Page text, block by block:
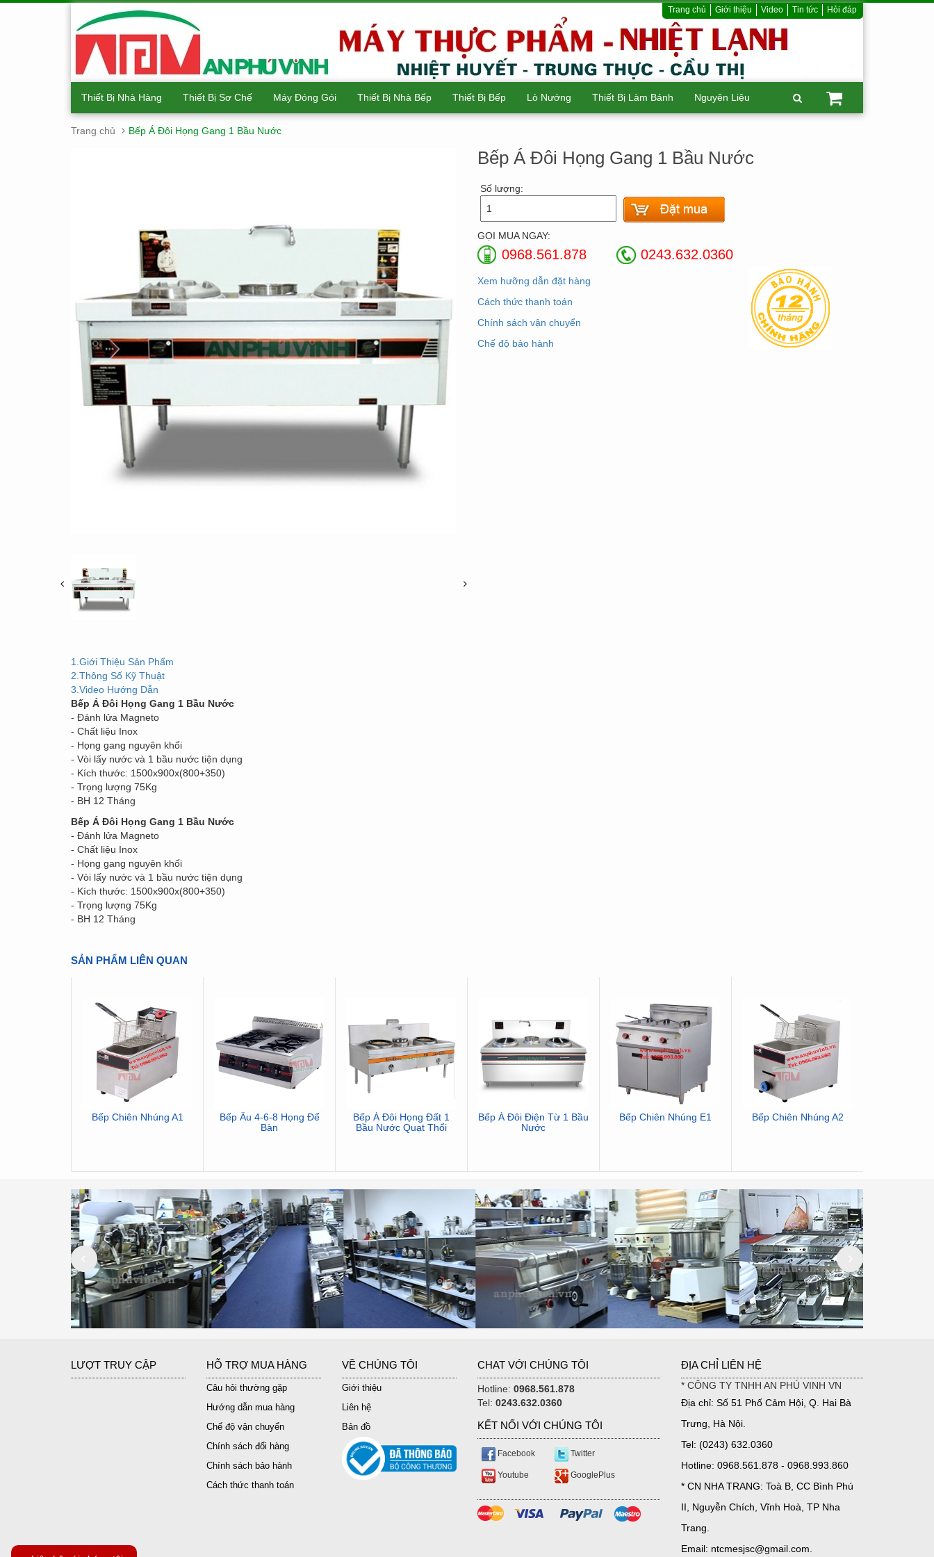
Trang chủ Giới thiệu Video Tin tức Hỏi đáp
Thiết Bị Nhà Hàng Thiết Bị Sơ Chế Máy Đóng Gói Thiết Bị Nhà Bếp Thiết Bị Bếp Lò Nướng Thiết Bị Làm Bánh Nguyên Liệu
Trang chủ Bếp Á Đôi Họng Gang 1 Bầu Nước
Bếp Á Đôi Họng Gang 1 Bầu Nước
Số lượng:
GỌI MUA NGAY:
0968.561.878 0243.632.0360
Xem hưỡng dẫn đặt hàng
Cách thức thanh toán
Chính sách vận chuyển
Chế độ bảo hành
1.Giới Thiệu Sản Phẩm
2.Thông Số Kỹ Thuật
3.Video Hướng Dẫn
Bếp Á Đôi Họng Gang 1 Bầu Nước
- Đánh lửa Magneto
- Chất liệu Inox
- Họng gang nguyên khối
- Vòi lấy nước và 1 bầu nước tiện dụng
- Kích thước: 1500x900x(800+350)
- Trọng lượng 75Kg
- BH 12 Tháng
Bếp Á Đôi Họng Gang 1 Bầu Nước
- Đánh lửa Magneto
- Chất liệu Inox
- Họng gang nguyên khối
- Vòi lấy nước và 1 bầu nước tiện dụng
- Kích thước: 1500x900x(800+350)
- Trọng lượng 75Kg
- BH 12 Tháng
SẢN PHẨM LIÊN QUAN
Bếp Chiên Nhúng A1
Bếp Âu 4-6-8 Họng Để
Bàn
Bếp Á Đôi Họng Đất 1
Bầu Nước Quạt Thổi
Bếp Á Đôi Điện Từ 1 Bầu
Nước
Bếp Chiên Nhúng E1 Bếp Chiên Nhúng A2
LƯỢT TRUY CẬP HỖ TRỢ MUA HÀNG
Câu hỏi thường gặp
Hướng dẫn mua hàng
Chế độ vận chuyển
Chính sách đổi hàng
Chính sách bảo hành
Cách thức thanh toán
VỀ CHÚNG TÔI
Giới thiệu
Liên hệ
Bản đồ
CHAT VỚI CHÚNG TÔI
Hotline: 0968.561.878
Tel: 0243.632.0360
KẾT NỐI VỚI CHÚNG TÔI
Facebook Twitter
Youtube GooglePlus
ĐỊA CHỈ LIÊN HỆ
* CÔNG TY TNHH AN PHÚ VINH VN
Địa chỉ: Số 51 Phố Cảm Hội, Q. Hai Bà
Trưng, Hà Nội.
Tel: (0243) 632.0360
Hotline: 0968.561.878 - 0968.993.860
* CN NHA TRANG: Toà B, CC Bình Phú
II, Nguyễn Chích, Vĩnh Hoà, TP Nha
Trang.
Email: ntcmesjsc@gmail.com.